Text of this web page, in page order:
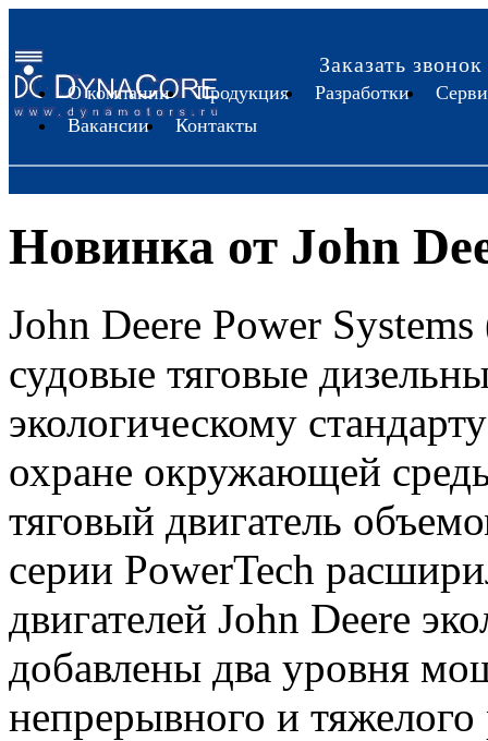
Заказать звонок
О компании Продукция Разработки
Вакансии
Контакты
Новинка от John
John Deere Power
судовые тяговые
экологическому
охране окружающей
тяговый двигатель
серии PowerTech
двигателей John Deere
добавлены два уровня
непрерывного и